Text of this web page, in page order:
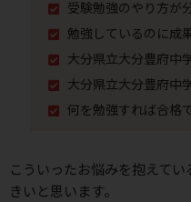
受験勉強のやり⽅が
勉強しているのに成
大分県立大分豊府中
大分県立大分豊府中
何を勉強すれば合格
こういったお悩みを抱えて
きいと思います。